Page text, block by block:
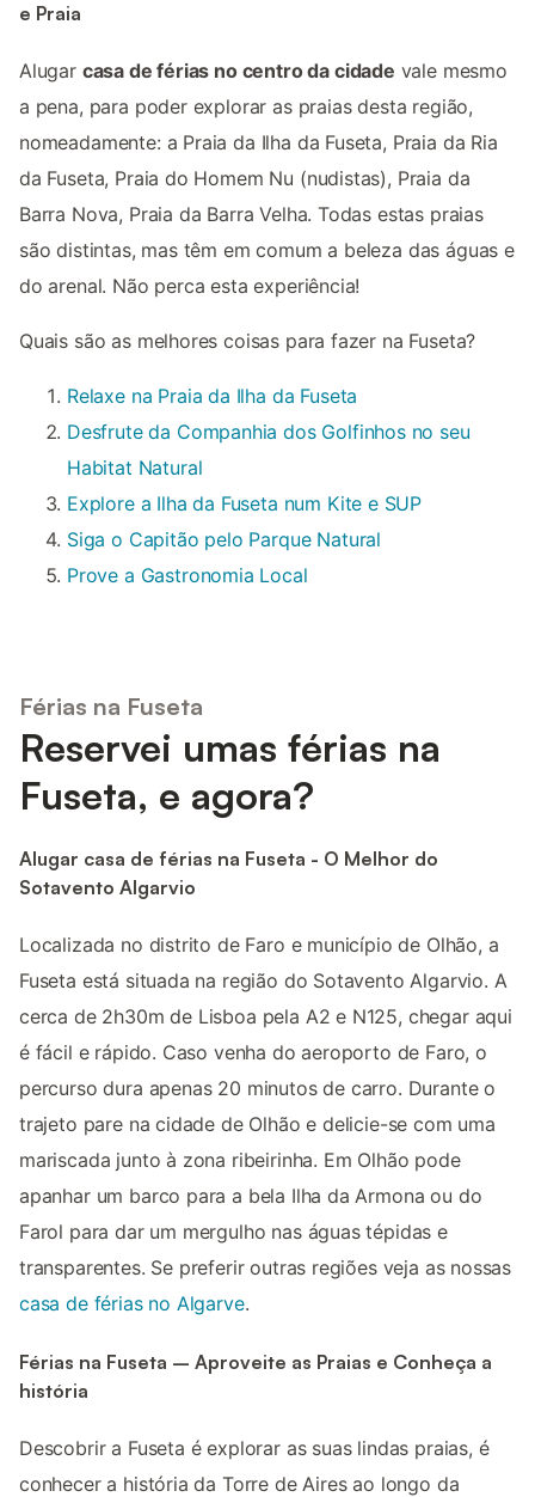
e Praia
Alugar casa de férias no centro da cidade vale mesmo
a pena, para poder explorar as praias desta região,
nomeadamente: a Praia da Ilha da Fuseta, Praia da Ria
da Fuseta, Praia do Homem Nu (nudistas), Praia da
Barra Nova, Praia da Barra Velha. Todas estas praias
são distintas, mas têm em comum a beleza das águas e
do arenal. Não perca esta experiência!
Quais são as melhores coisas para fazer na Fuseta?
Relaxe na Praia da Ilha da Fuseta
Desfrute da Companhia dos Golfinhos no seu
Habitat Natural
Explore a Ilha da Fuseta num Kite e SUP
Siga o Capitão pelo Parque Natural
Prove a Gastronomia Local
Férias na Fuseta
Reservei umas férias na
Fuseta, e agora?
Alugar casa de férias na Fuseta - O Melhor do
Sotavento Algarvio
Localizada no distrito de Faro e município de Olhão, a
Fuseta está situada na região do Sotavento Algarvio. A
cerca de 2h30m de Lisboa pela A2 e N125, chegar aqui
é fácil e rápido. Caso venha do aeroporto de Faro, o
percurso dura apenas 20 minutos de carro. Durante o
trajeto pare na cidade de Olhão e delicie-se com uma
mariscada junto à zona ribeirinha. Em Olhão pode
apanhar um barco para a bela Ilha da Armona ou do
Farol para dar um mergulho nas águas tépidas e
transparentes. Se preferir outras regiões veja as nossas
casa de férias no Algarve.
Férias na Fuseta – Aproveite as Praias e Conheça a
história
Descobrir a Fuseta é explorar as suas lindas praias, é
conhecer a história da Torre de Aires ao longo da